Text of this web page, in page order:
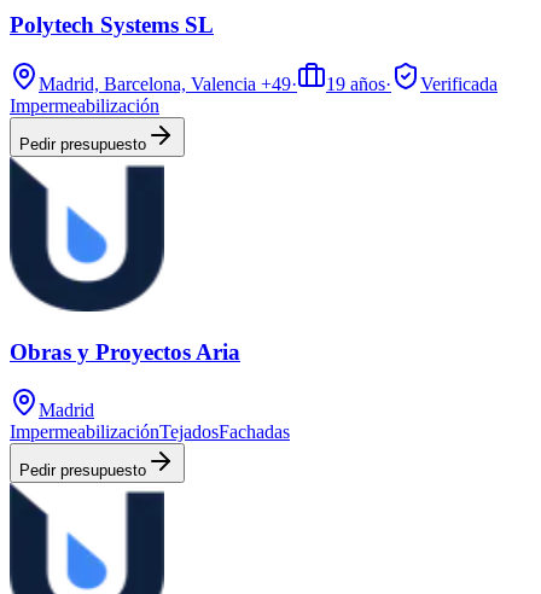
Polytech Systems SL
Madrid, Barcelona, Valencia +49· 19 años·
Verificada
Impermeabilización
Pedir presupuesto
Obras y Proyectos Aria
Madrid
ImpermeabilizaciónTejadosFachadas
Pedir presupuesto